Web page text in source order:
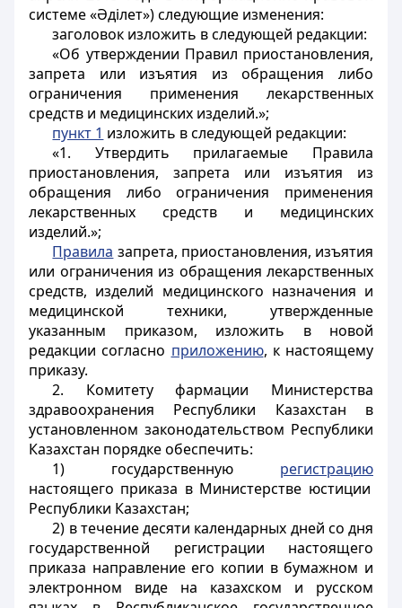
системе «Әділет») следующие изменения:
заголовок изложить в следующей редакции:
«Об утверждении Правил приостановления,
запрета или изъятия из обращения либо
ограничения применения лекарственных
средств и медицинских изделий.»;
пункт 1 изложить в следующей редакции:
«1. Утвердить прилагаемые Правила
приостановления, запрета или изъятия из
обращения либо ограничения применения
лекарственных средств и медицинских
изделий.»;
Правила запрета, приостановления, изъятия
или ограничения из обращения лекарственных
средств, изделий медицинского назначения и
медицинской техники, утвержденные
указанным приказом, изложить в новой
редакции согласно приложению, к настоящему
приказу.
2. Комитету фармации Министерства
здравоохранения Республики Казахстан в
установленном законодательством Республики
Казахстан порядке обеспечить:
1) государственную регистрацию
настоящего приказа в Министерстве юстиции
Республики Казахстан;
2) в течение десяти календарных дней со дня
государственной регистрации настоящего
приказа направление его копии в бумажном и
электронном виде на казахском и русском